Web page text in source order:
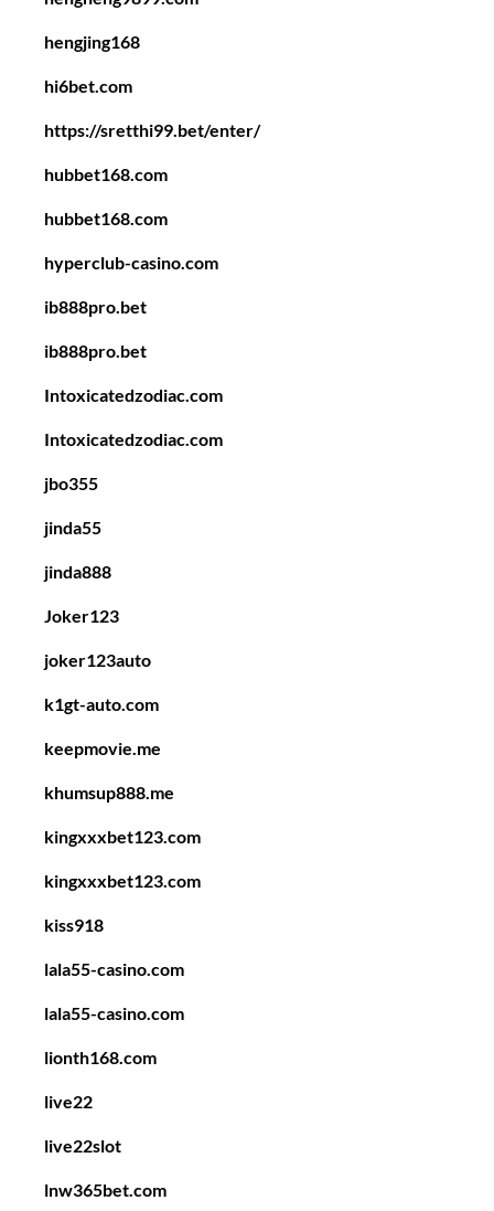
hengjing168
hi6bet.com
https://sretthi99.bet/enter/
hubbet168.com
hubbet168.com
hyperclub-casino.com
ib888pro.bet
ib888pro.bet
Intoxicatedzodiac.com
Intoxicatedzodiac.com
jbo355
jinda55
jinda888
Joker123
joker123auto
k1gt-auto.com
keepmovie.me
khumsup888.me
kingxxxbet123.com
kingxxxbet123.com
kiss918
lala55-casino.com
lala55-casino.com
lionth168.com
live22
live22slot
lnw365bet.com